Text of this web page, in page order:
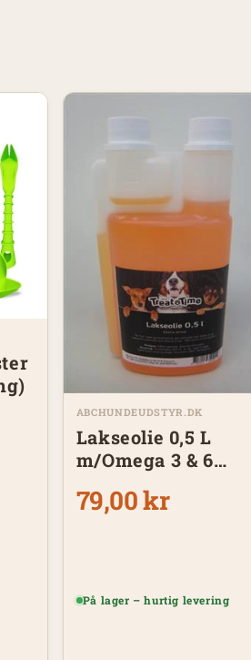
ABCHUNDEUDSTYR.DK
Lakseolie 0,5 L
m/Omega 3 & 6
79,00 kr
På lager – hurtig levering